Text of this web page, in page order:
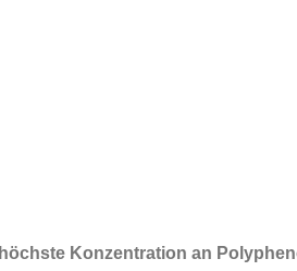
höchste Konzentration an